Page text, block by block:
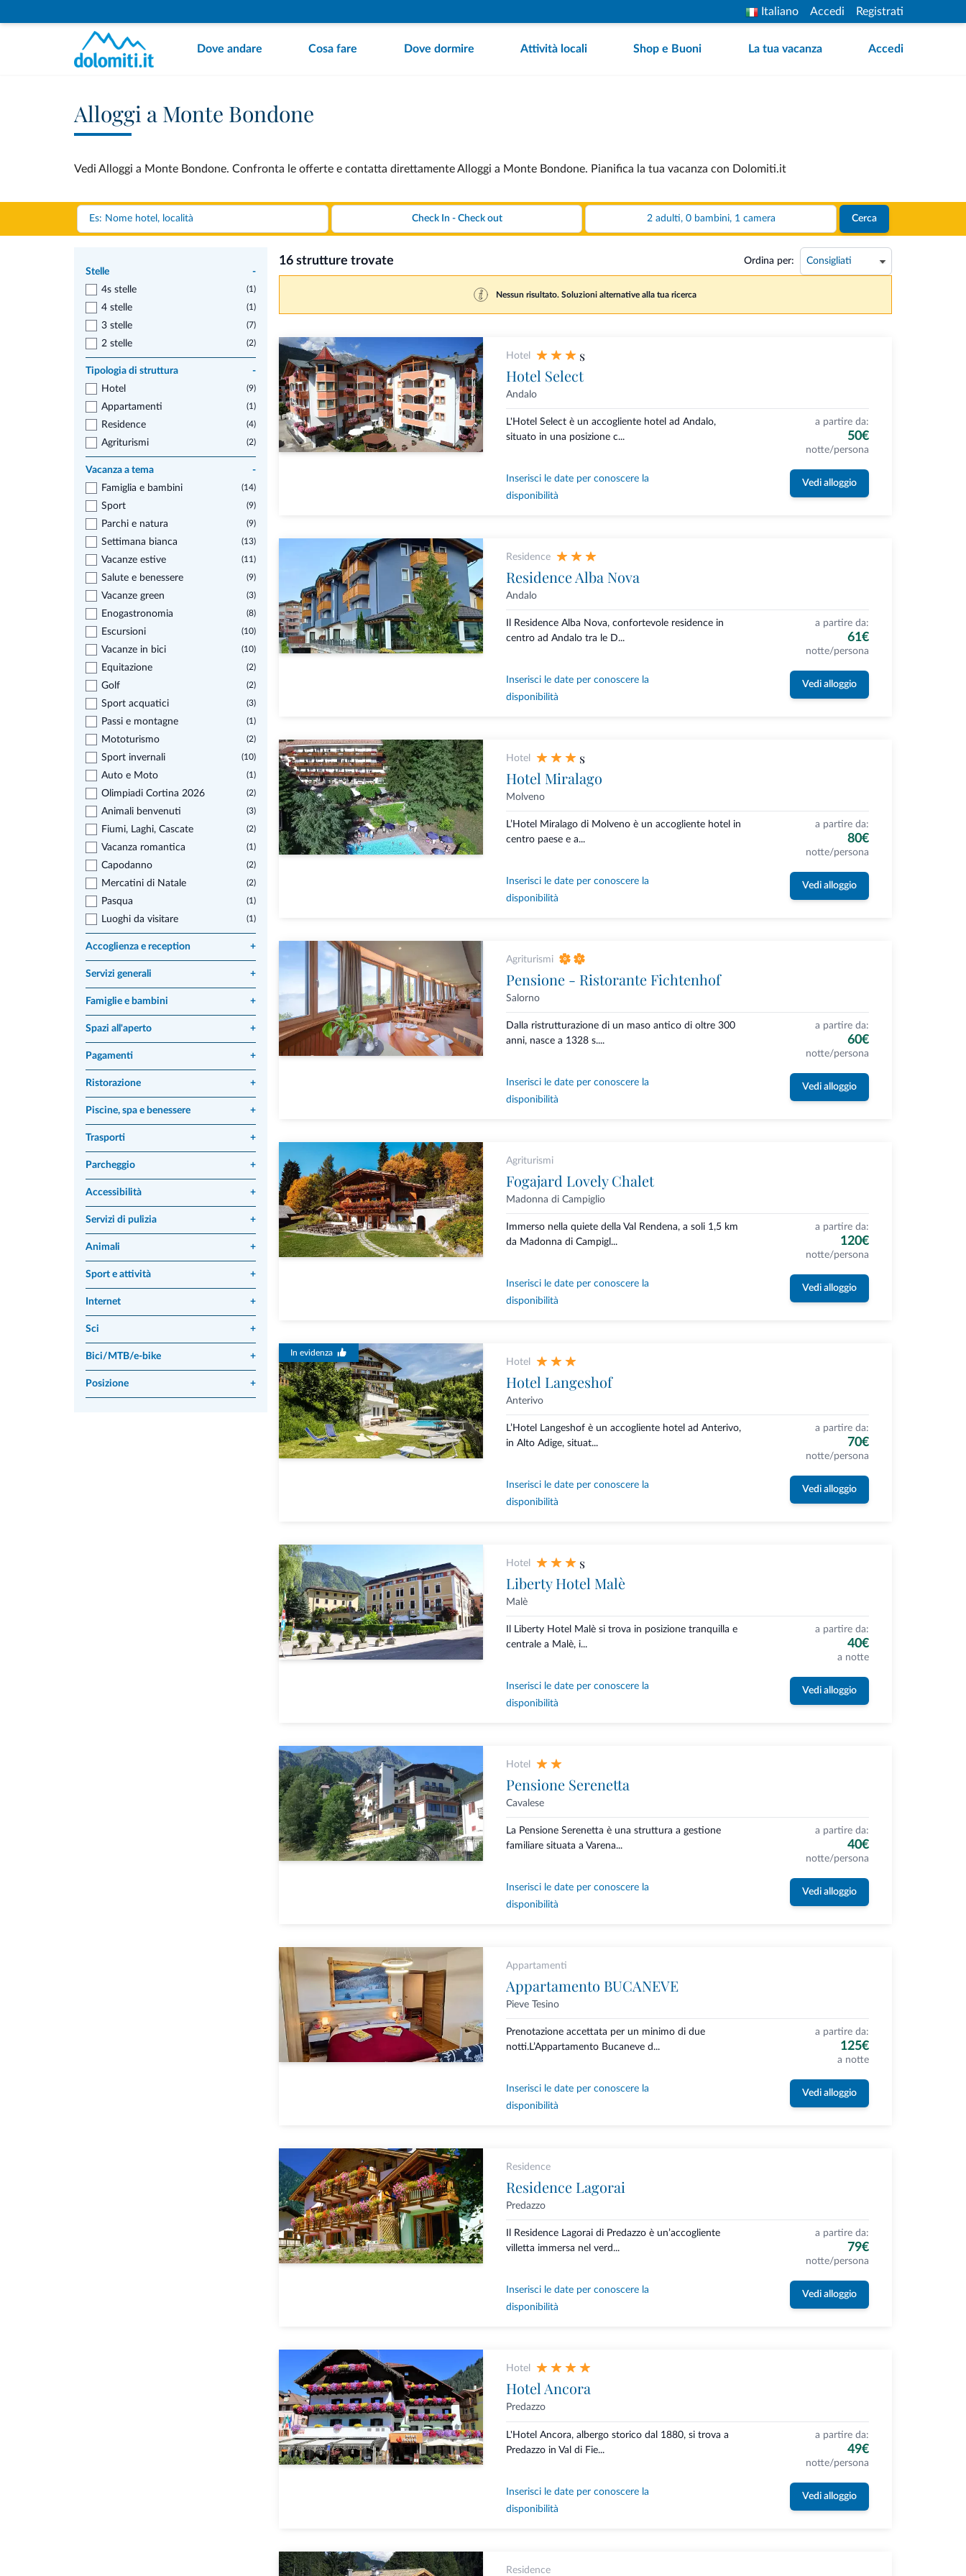
Italiano Accedi Registrati
Dove andare Cosa fare Dove dormire Attività locali Shop e Buoni La tua vacanza Accedi
Alloggi a Monte Bondone
Vedi Alloggi a Monte Bondone. Confronta le offerte e contatta direttamente Alloggi a Monte Bondone. Pianifica la tua vacanza con Dolomiti.it
2 adulti, 0 bambini, 1 camera Cerca
Stelle
-
4s stelle
(1)
4 stelle (1)
3 stelle (7)
2 stelle (2)
Tipologia di struttura
-
Hotel
(9)
Appartamenti (1)
Residence (4)
Agriturismi (2)
Vacanza a tema
-
Famiglia e bambini
(14)
Sport (9)
Parchi e natura (9)
Settimana bianca (13)
Vacanze estive (11)
Salute e benessere (9)
Vacanze green (3)
Enogastronomia (8)
Escursioni (10)
Vacanze in bici (10)
Equitazione (2)
Golf (2)
Sport acquatici (3)
Passi e montagne (1)
Mototurismo (2)
Sport invernali (10)
Auto e Moto (1)
Olimpiadi Cortina 2026 (2)
Animali benvenuti (3)
Fiumi, Laghi, Cascate (2)
Vacanza romantica (1)
Capodanno (2)
Mercatini di Natale (2)
Pasqua (1)
Luoghi da visitare (1)
Accoglienza e reception +
Servizi generali +
Famiglie e bambini +
Spazi all'aperto +
Pagamenti +
Ristorazione +
Piscine, spa e benessere +
Trasporti +
Parcheggio +
Accessibilità +
Servizi di pulizia +
Animali +
Sport e attività +
Internet +
Sci +
Bici/MTB/e-bike +
Posizione +
16 strutture trovate Ordina per:
Nessun risultato. Soluzioni alternative alla tua ricerca
Hotel s
Hotel Select
Andalo
L'Hotel Select è un accogliente hotel ad Andalo,
situato in una posizione c...
a partire da:
50€
notte/persona
Inserisci le date per conoscere la
disponibilità
Vedi alloggio
Residence
Residence Alba Nova
Andalo
Il Residence Alba Nova, confortevole residence in
centro ad Andalo tra le D...
a partire da:
61€
notte/persona
Inserisci le date per conoscere la
disponibilità
Vedi alloggio
Hotel s
Hotel Miralago
Molveno
L’Hotel Miralago di Molveno è un accogliente hotel in
centro paese e a...
a partire da:
80€
notte/persona
Inserisci le date per conoscere la
disponibilità
Vedi alloggio
Agriturismi
Pensione - Ristorante Fichtenhof
Salorno
Dalla ristrutturazione di un maso antico di oltre 300
anni, nasce a 1328 s....
a partire da:
60€
notte/persona
Inserisci le date per conoscere la
disponibilità
Vedi alloggio
Agriturismi
Fogajard Lovely Chalet
Madonna di Campiglio
Immerso nella quiete della Val Rendena, a soli 1,5 km
da Madonna di Campigl...
a partire da:
120€
notte/persona
Inserisci le date per conoscere la
disponibilità
Vedi alloggio
In evidenza
Hotel
Hotel Langeshof
Anterivo
L’Hotel Langeshof è un accogliente hotel ad Anterivo,
in Alto Adige, situat...
a partire da:
70€
notte/persona
Inserisci le date per conoscere la
disponibilità
Vedi alloggio
Hotel s
Liberty Hotel Malè
Malè
Il Liberty Hotel Malè si trova in posizione tranquilla e
centrale a Malè, i...
a partire da:
40€
a notte
Inserisci le date per conoscere la
disponibilità
Vedi alloggio
Hotel
Pensione Serenetta
Cavalese
La Pensione Serenetta è una struttura a gestione
familiare situata a Varena...
a partire da:
40€
notte/persona
Inserisci le date per conoscere la
disponibilità
Vedi alloggio
Appartamenti
Appartamento BUCANEVE
Pieve Tesino
Prenotazione accettata per un minimo di due
notti.L’Appartamento Bucaneve d...
a partire da:
125€
a notte
Inserisci le date per conoscere la
disponibilità
Vedi alloggio
Residence
Residence Lagorai
Predazzo
Il Residence Lagorai di Predazzo è un’accogliente
villetta immersa nel verd...
a partire da:
79€
notte/persona
Inserisci le date per conoscere la
disponibilità
Vedi alloggio
Hotel
Hotel Ancora
Predazzo
L'Hotel Ancora, albergo storico dal 1880, si trova a
Predazzo in Val di Fie...
a partire da:
49€
notte/persona
Inserisci le date per conoscere la
disponibilità
Vedi alloggio
Residence